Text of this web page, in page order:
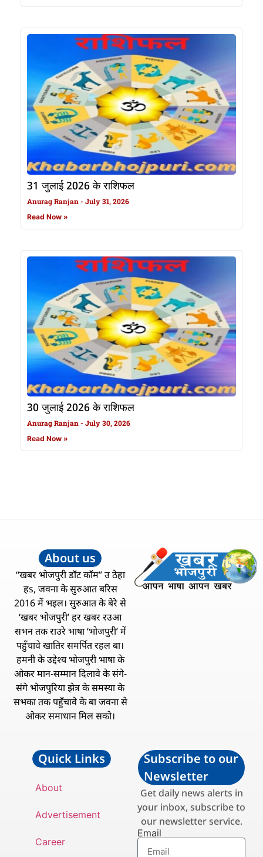
31 जुलाई 2026 के राशिफल
Anurag Ranjan July 31, 2026
Read Now »
30 जुलाई 2026 के राशिफल
Anurag Ranjan July 30, 2026
Read Now »
About us
“खबर भोजपुरी डॉट कॉम” उ ठेहा
हs, जवना के सुरुआत बरिस
2016 में भइल। सुरुआत के बेरे से
‘खबर भोजपुरी’ हर खबर रउआ
सभन तक राउरे भाषा ‘भोजपुरी’ में
पहुँचावे खातिर समर्पित रहल बा।
हमनी के उद्देश्य भोजपुरी भाषा के
ओकर मान-सम्मान दिलावे के संगे-
संगे भोजपुरिया झेत्र के समस्या के
सभका तक पहुँचावे के बा जवना से
ओकर समाधान मिल सको।
Quick Links
About
Advertisement
Career
Subscribe to our
Newsletter
Get daily news alerts in
your inbox, subscribe to
our newsletter service.
Email